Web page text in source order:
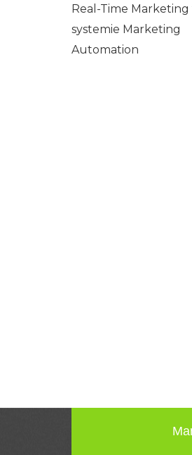
Real-Time Marketing
systemie Marketing
Automation